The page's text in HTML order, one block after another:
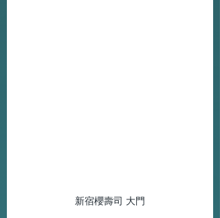
新宿櫻壽司 大門